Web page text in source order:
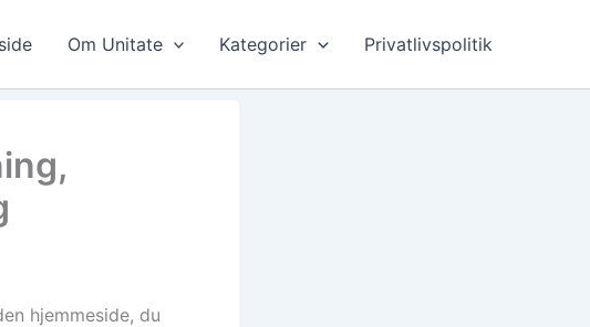
Om Unitate Kategorier Privatlivspolitik
hjemmeside, du